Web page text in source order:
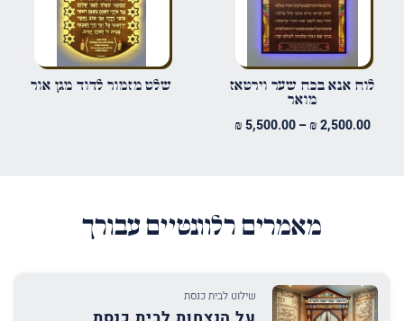
שמור בדפדפן זה את השם, האימייל והאתר שלי לפעם הבאה שאגיב.
לוח אנא בכח שער וירטאז
מואר
₪2,500.00
–
₪5,500.00
שלט מזמור לדוד מגן אור
מאמרים רלוונטיים עבורך
שילוט לבית כנסת